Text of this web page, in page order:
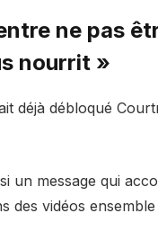
ne pas
nourrit »
déjà débloqué
un message qui
des vidéos